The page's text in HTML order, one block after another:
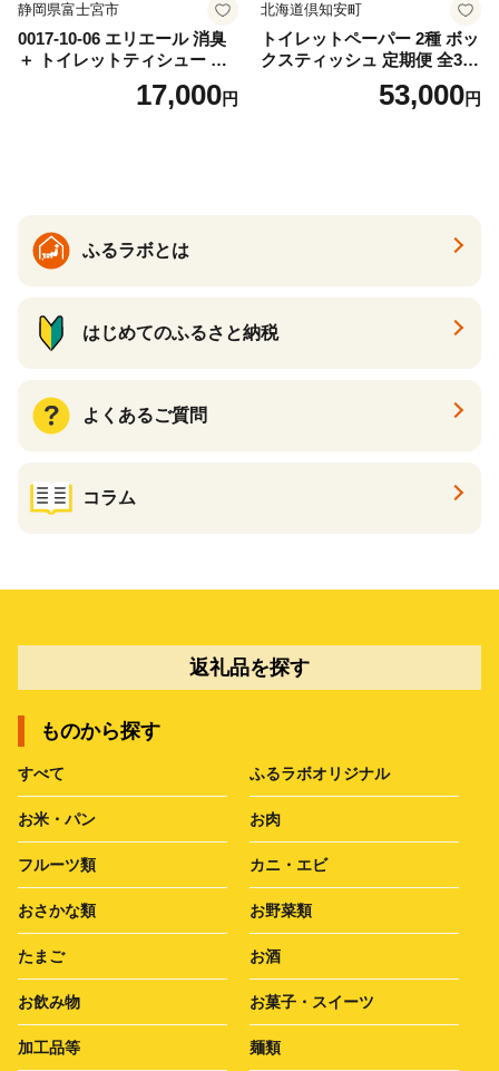
静岡県富士宮市
0017-10-06 エリエール 消臭
＋ トイレットティシュー し
っかり香るフレッシュクリア
の香り ダブル 12ロール×6パ
17,000円
北海道倶知安町
トイレットペーパー 2種 ボッ
クスティッシュ 定期便 全3
回 日本製 まとめ買い 防災
常備品 日用雑貨 消耗品 生活
53,000円
ふるラボとは
はじめてのふるさと納税
よくあるご質問
コラム
返礼品を探す
ものから探す
すべて ふるラボオリジナル
お米・パン お肉
フルーツ類 カニ・エビ
おさかな類 お野菜類
たまご お酒
お飲み物 お菓子・スイーツ
加工品等 麺類